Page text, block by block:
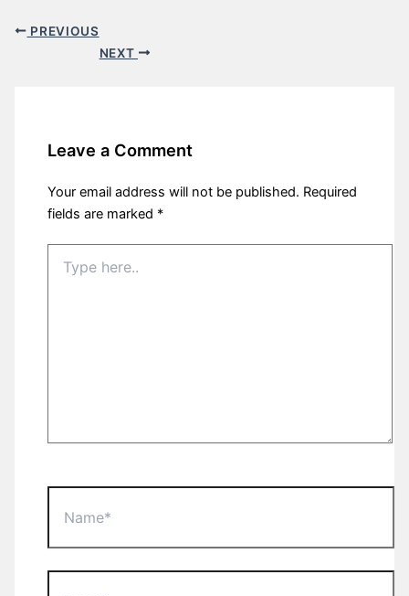
PREVIOUS
NEXT
Leave a Comment
Your email address will not be published. Required
fields are marked *
here..